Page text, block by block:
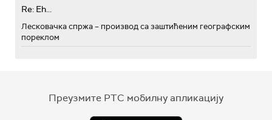
Re: Eh...
Лесковачка спржа – производ са заштићеним географским
пореклом
Преузмите РТС мобилну апликацију